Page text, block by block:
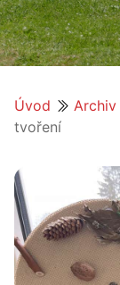
Úvod Archiv
tvoření